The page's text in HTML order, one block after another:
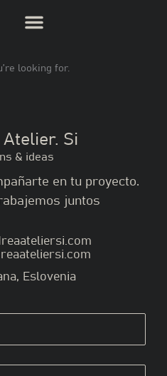
looking for.
Si
& ideas
en tu proyecto.
juntos
Eslovenia